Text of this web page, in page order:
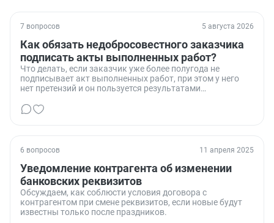
7 вопросов 5 августа 2026
Как обязать недобросовестного заказчика
подписать акты выполненных работ?
Что делать, если заказчик уже более полугода не
подписывает акт выполненных работ, при этом у него
нет претензий и он пользуется результатами
6 вопросов 11 апреля 2025
Уведомление контрагента об изменении
банковских реквизитов
Обсуждаем, как соблюсти условия договора с
контрагентом при смене реквизитов, если новые будут
известны только после праздников.